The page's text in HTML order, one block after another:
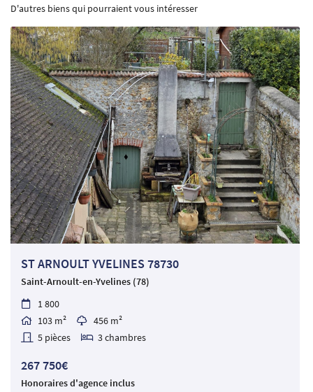
D'autres biens qui pourraient vous intéresser
ST ARNOULT YVELINES 78730
Saint-Arnoult-en-Yvelines (78)
 1 800
 103 m²  456 m²
 5 pièces  3 chambres
267 750€
Honoraires d'agence inclus